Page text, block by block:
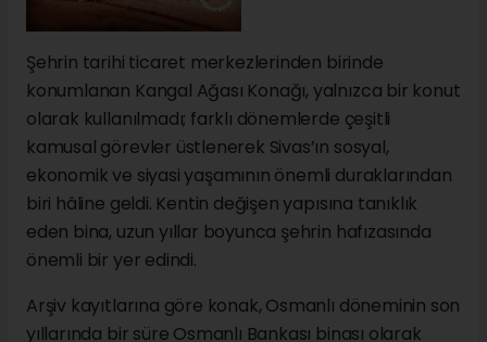
Şehrin tarihi ticaret merkezlerinden birinde
konumlanan Kangal Ağası Konağı, yalnızca bir konut
olarak kullanılmadı; farklı dönemlerde çeşitli
kamusal görevler üstlenerek Sivas’ın sosyal,
ekonomik ve siyasi yaşamının önemli duraklarından
biri hâline geldi. Kentin değişen yapısına tanıklık
eden bina, uzun yıllar boyunca şehrin hafızasında
önemli bir yer edindi.
Arşiv kayıtlarına göre konak, Osmanlı döneminin son
yıllarında bir süre Osmanlı Bankası binası olarak